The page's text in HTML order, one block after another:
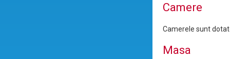
Camere
Camerele sunt
Masa